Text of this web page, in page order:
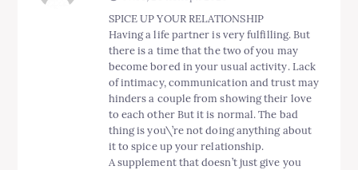
SPICE UP YOUR RELATIONSHIP
Having a life partner is very fulfilling. But
there is a time that the two of you may
become bored in your usual activity. Lack
of intimacy, communication and trust may
hinders a couple from showing their love
to each other But it is normal. The bad
thing is you\’re not doing anything about
it to spice up your relationship.
A supplement that doesn’t just give you